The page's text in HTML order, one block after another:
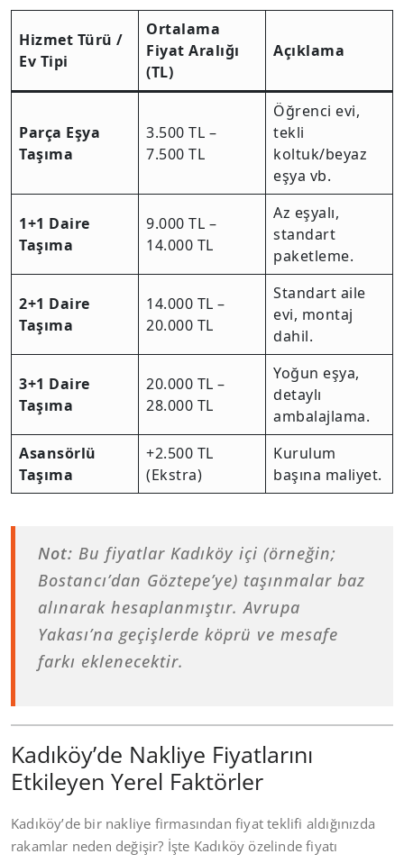
Hizmet Türü /
Ev Tipi
Ortalama
Fiyat Aralığı
(TL)
Açıklama
Parça Eşya
Taşıma
3.500 TL –
7.500 TL
Öğrenci evi,
tekli
koltuk/beyaz
eşya vb.
1+1 Daire
Taşıma
9.000 TL –
14.000 TL
Az eşyalı,
standart
paketleme.
2+1 Daire
Taşıma
14.000 TL –
20.000 TL
Standart aile
evi, montaj
dahil.
3+1 Daire
Taşıma
20.000 TL –
28.000 TL
Yoğun eşya,
detaylı
ambalajlama.
Asansörlü
Taşıma
+2.500 TL
(Ekstra)
Kurulum
başına maliyet.
Not: Bu fiyatlar Kadıköy içi (örneğin;
Bostancı’dan Göztepe’ye) taşınmalar baz
alınarak hesaplanmıştır. Avrupa
Yakası’na geçişlerde köprü ve mesafe
farkı eklenecektir.
Kadıköy’de Nakliye Fiyatlarını
Etkileyen Yerel Faktörler
Kadıköy’de bir nakliye firmasından fiyat teklifi aldığınızda
rakamlar neden değişir? İşte Kadıköy özelinde fiyatı